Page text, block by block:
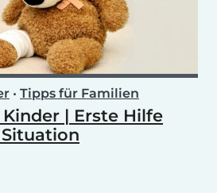
• Tipps für Familien
| Erste Hilfe